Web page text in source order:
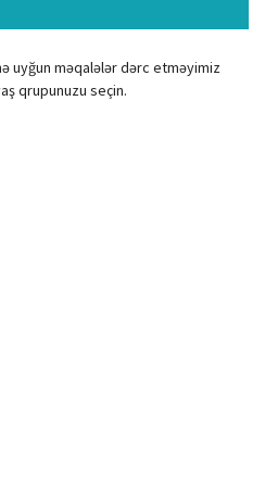
uyğun məqalələr dərc etməyimiz
qrupunuzu seçin.